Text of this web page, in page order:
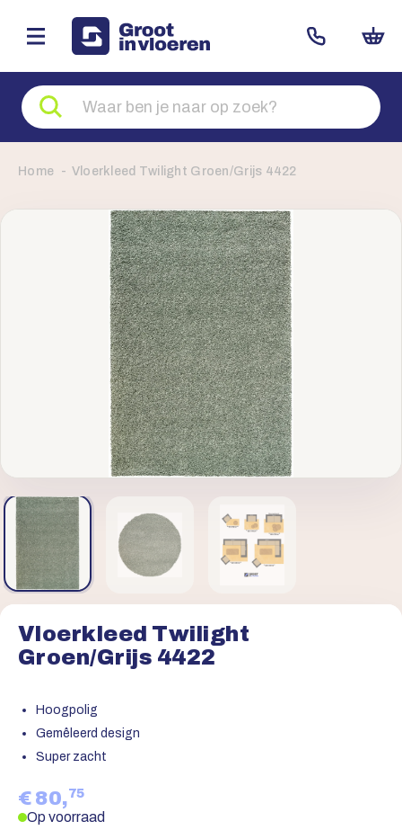
Zoeken
naar
producten
Home Vloerkleed Twilight Groen/Grijs 4422
Vloerkleed Twilight
Groen/Grijs 4422
Hoogpolig
Gemêleerd design
Super zacht
€ 80,75
Op voorraad